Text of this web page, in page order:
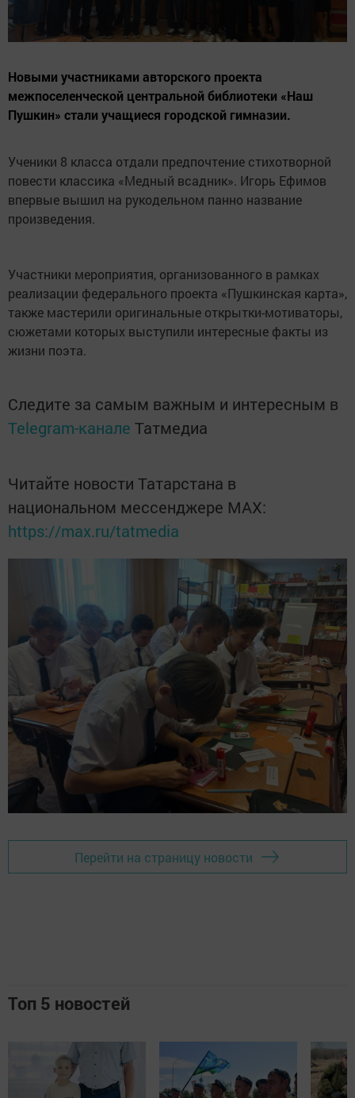
Новыми участниками авторского проекта
межпоселенческой центральной библиотеки «Наш
Пушкин» стали учащиеся городской гимназии.
Ученики 8 класса отдали предпочтение стихотворной
повести классика «Медный всадник». Игорь Ефимов
впервые вышил на рукодельном панно название
произведения.
Участники мероприятия, организованного в рамках
реализации федерального проекта «Пушкинская карта»,
также мастерили оригинальные открытки-мотиваторы,
сюжетами которых выступили интересные факты из
жизни поэта.
Следите за самым важным и интересным в
Telegram-канале Татмедиа
Читайте новости Татарстана в
национальном мессенджере MАХ:
https://max.ru/tatmedia
Перейти на страницу новости
Топ 5 новостей